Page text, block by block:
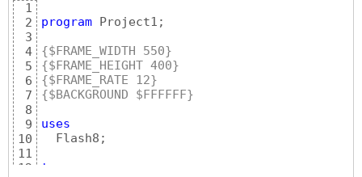
1
2
3
4
5
6
7
8
9
10
11
12
program Project1;
{$FRAME_WIDTH 550}
{$FRAME_HEIGHT 400}
{$FRAME_RATE 12}
{$BACKGROUND $FFFFFF}
uses
  Flash8;
type